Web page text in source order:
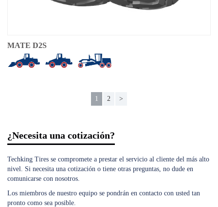
MATE D2S
1 2 >
¿Necesita una cotización?
Techking Tires se compromete a prestar el servicio al cliente del más alto
nivel. Si necesita una cotización o tiene otras preguntas, no dude en
comunicarse con nosotros.
Los miembros de nuestro equipo se pondrán en contacto con usted tan
pronto como sea posible.